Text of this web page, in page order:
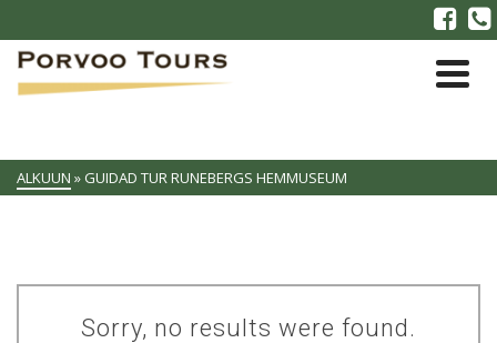
ALKUUN » GUIDAD TUR RUNEBERGS HEMMUSEUM
Sorry, no results were found.